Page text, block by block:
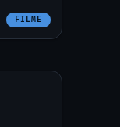
FILME